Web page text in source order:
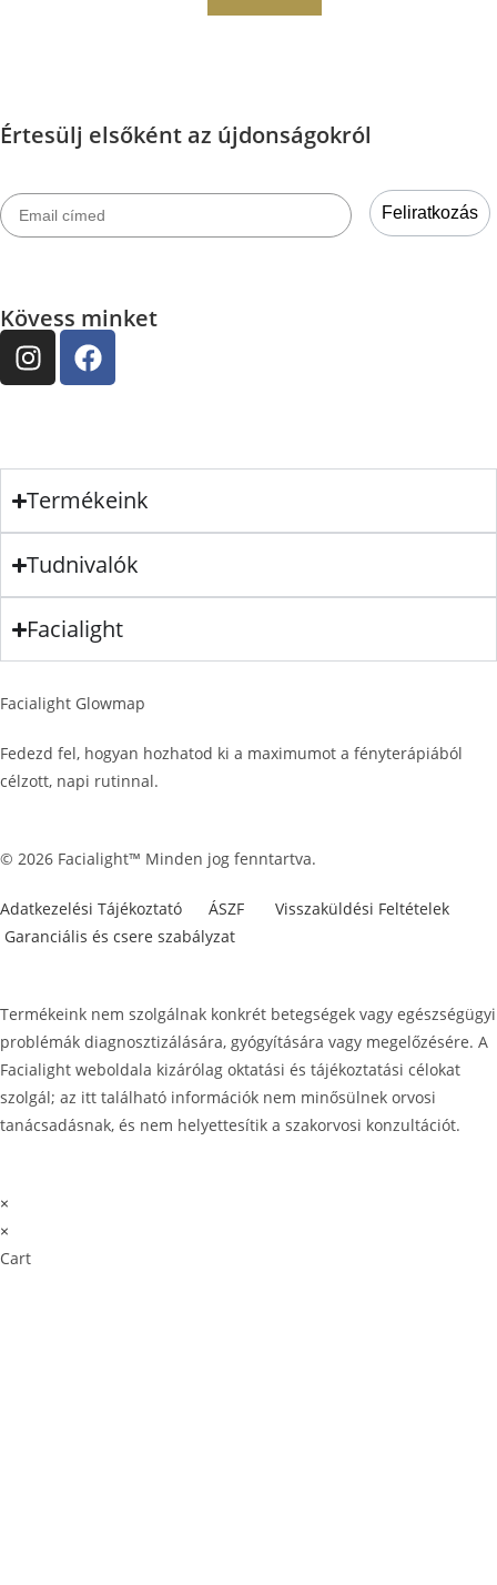
Értesülj elsőként az újdonságokról
Email címed
Feliratkozás
Kövess minket
Termékeink
Tudnivalók
Facialight
Facialight Glowmap
Fedezd fel, hogyan hozhatod ki a maximumot a fényterápiából
célzott, napi rutinnal.
© 2026 Facialight™ Minden jog fenntartva.
Adatkezelési Tájékoztató ÁSZF
Visszaküldési Feltételek
Garanciális és csere szabályzat
Termékeink nem szolgálnak konkrét betegségek vagy egészségügyi
problémák diagnosztizálására, gyógyítására vagy megelőzésére. A
Facialight weboldala kizárólag oktatási és tájékoztatási célokat
szolgál; az itt található információk nem minősülnek orvosi
tanácsadásnak, és nem helyettesítik a szakorvosi konzultációt.
×
×
Cart